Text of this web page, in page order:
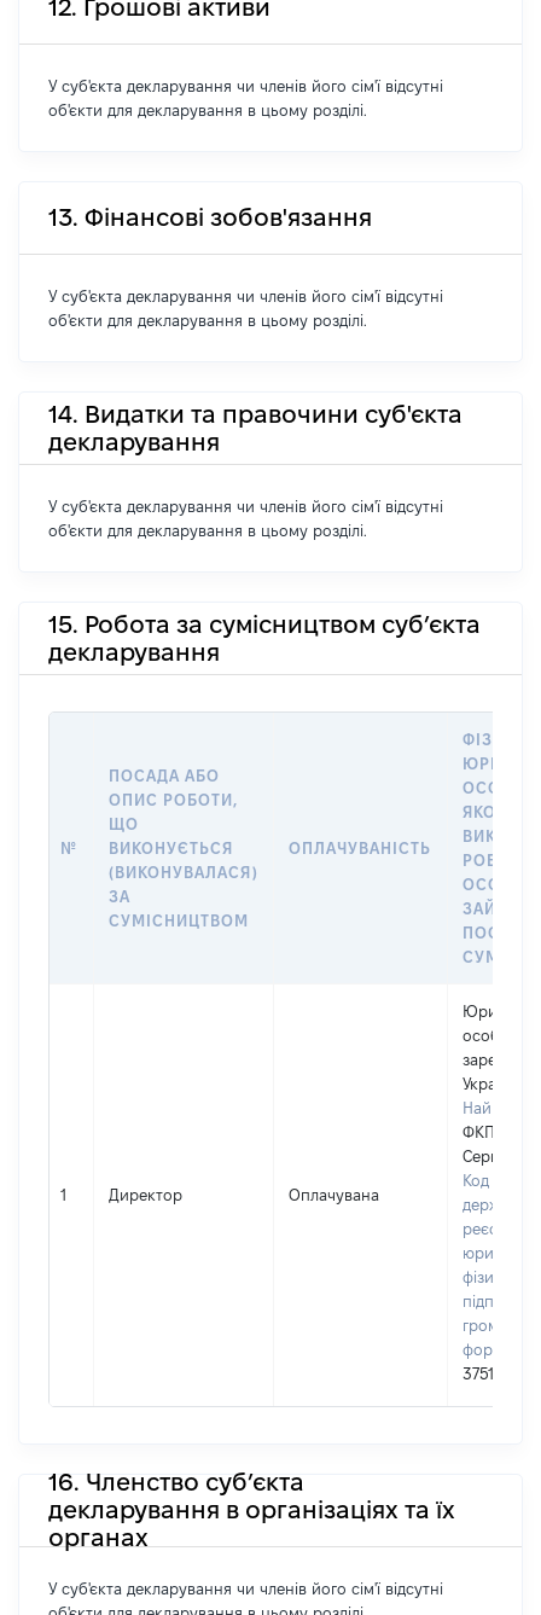
12. Грошові активи
У суб'єкта декларування чи членів його сім'ї відсутні
об'єкти для декларування в цьому розділі.
13. Фінансові зобов'язання
У суб'єкта декларування чи членів його сім'ї відсутні
об'єкти для декларування в цьому розділі.
14. Видатки та правочини суб'єкта
декларування
У суб'єкта декларування чи членів його сім'ї відсутні
об'єкти для декларування в цьому розділі.
15. Робота за сумісництвом суб’єкта
декларування
№
ПОСАДА АБО
ОПИС РОБОТИ,
ЩО
ВИКОНУЄТЬСЯ
(ВИКОНУВАЛАСЯ)
ЗА
СУМІСНИЦТВОМ
ОПЛАЧУВАНІСТЬ
ОСОБА,
ЯКОЇ
РОБОТА
ОСОБА
ПОСАДУ
1 Директор Оплачувана
Юридична
особа,
Україні
ФКП
Сервіс"
Код в
реєстрі
фізичних
37513695
16. Членство суб’єкта
декларування в організаціях та їх
органах
У суб'єкта декларування чи членів його сім'ї відсутні